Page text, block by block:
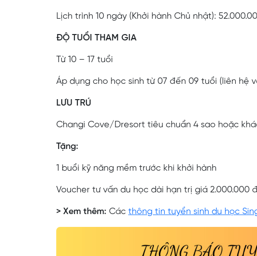
Lịch trình 10 ngày (Khởi hành Chủ nhật):
ĐỘ TUỔI THAM GIA
Từ 10 – 17 tuổi
Áp dụng cho học sinh từ 07 đến 09 tuổi (liên hệ
LƯU TRÚ
Changi Cove/Dresort tiêu chuẩn 4 sao hoặc
Tặng:
1 buổi kỹ năng mềm trước khi khởi hành
Voucher tư vấn du học dài hạn trị giá 2.000.000
> Xem thêm: Các thông tin tuyển sinh du học